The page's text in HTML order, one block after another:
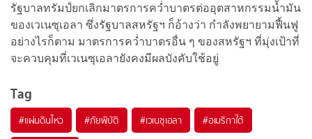
รัฐบาลทรัมป์ยกเลิกมาตรการคว่ำบาตรต่ออุตสาหกรรมน้ำมัน
ของเวเนซุเอลา ซึ่งรัฐบาลสหรัฐฯ ก็อ้างว่า กำลังพยายามฟื้นฟู
อย่างไรก็ตาม มาตรการคว่ำบาตรอื่น ๆ ของสหรัฐฯ ที่มุ่งเป้าที่
จะควบคุมที่เวเนซุเอลายังคงมีผลบังคับใช้อยู่
Tag
#แผ่นดินไหว #ภัยพิบัติ #เวเนซุเอลา #อเมริกาใต้